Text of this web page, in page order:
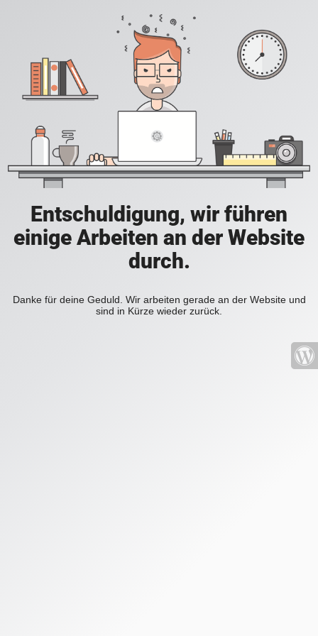
Entschuldigung, wir führen
einige Arbeiten an der Website
durch.
Danke für deine Geduld. Wir arbeiten gerade an der Website und
sind in Kürze wieder zurück.